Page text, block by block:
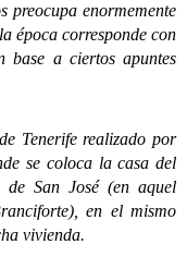
preocupa enormemente
época corresponde con
base a ciertos apuntes
realizado por
se coloca la casa del
San José (en aquel
en el mismo
vivienda.